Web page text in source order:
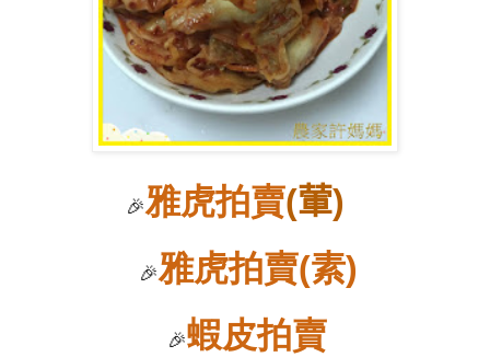
🎉雅虎拍賣(葷)
🎉雅虎拍賣(素)
🎉蝦皮拍賣